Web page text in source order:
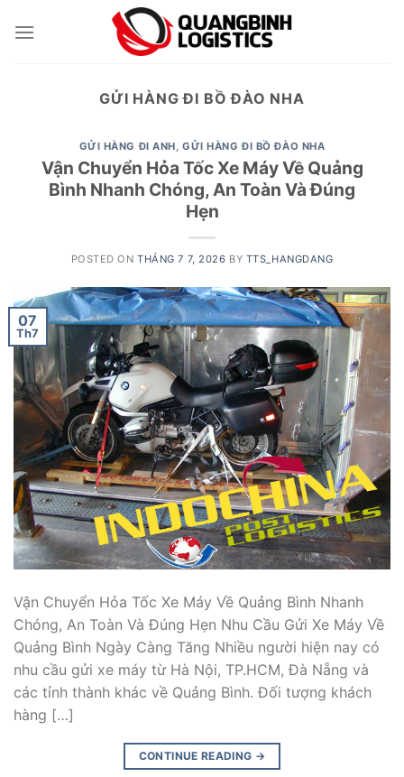
GỬI HÀNG ĐI BỒ ĐÀO NHA
GỬI HÀNG ĐI ANH,GỬI HÀNG ĐI BỒ ĐÀO NHA
Vận Chuyển Hỏa Tốc Xe Máy Về Quảng
Bình Nhanh Chóng, An Toàn Và Đúng
Hẹn
POSTED ONTHÁNG 7 7, 2026 BY TTS_HANGDANG
07
Th7
Vận Chuyển Hỏa Tốc Xe Máy Về Quảng Bình Nhanh
Chóng, An Toàn Và Đúng Hẹn Nhu Cầu Gửi Xe Máy Về
Quảng Bình Ngày Càng Tăng Nhiều người hiện nay có
nhu cầu gửi xe máy từ Hà Nội, TP.HCM, Đà Nẵng và
các tỉnh thành khác về Quảng Bình. Đối tượng khách
hàng […]
CONTINUE READING →